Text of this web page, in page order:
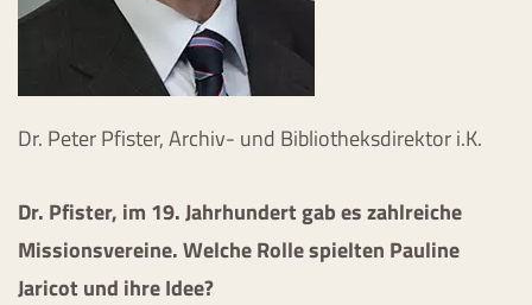
Dr. Peter Pfister, Archiv- und Bibliotheksdirektor i.K.
Dr. Pfister, im 19. Jahrhundert gab es zahlreiche
Missionsvereine. Welche Rolle spielten Pauline
Jaricot und ihre Idee?